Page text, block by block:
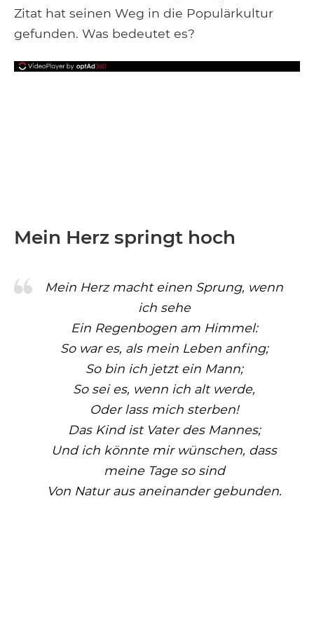
Zitat hat seinen Weg in die Populärkultur
gefunden. Was bedeutet es?
Mein Herz springt hoch
Mein Herz macht einen Sprung, wenn
ich sehe
Ein Regenbogen am Himmel:
So war es, als mein Leben anfing;
So bin ich jetzt ein Mann;
So sei es, wenn ich alt werde,
Oder lass mich sterben!
Das Kind ist Vater des Mannes;
Und ich könnte mir wünschen, dass
meine Tage so sind
Von Natur aus aneinander gebunden.